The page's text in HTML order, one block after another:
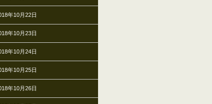
年10月22日
年10月23日
年10月24日
年10月25日
年10月26日